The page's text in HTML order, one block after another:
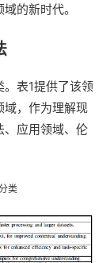
的新时代。
表1提供了该领
域，作为理解现
、应用领域、伦
类